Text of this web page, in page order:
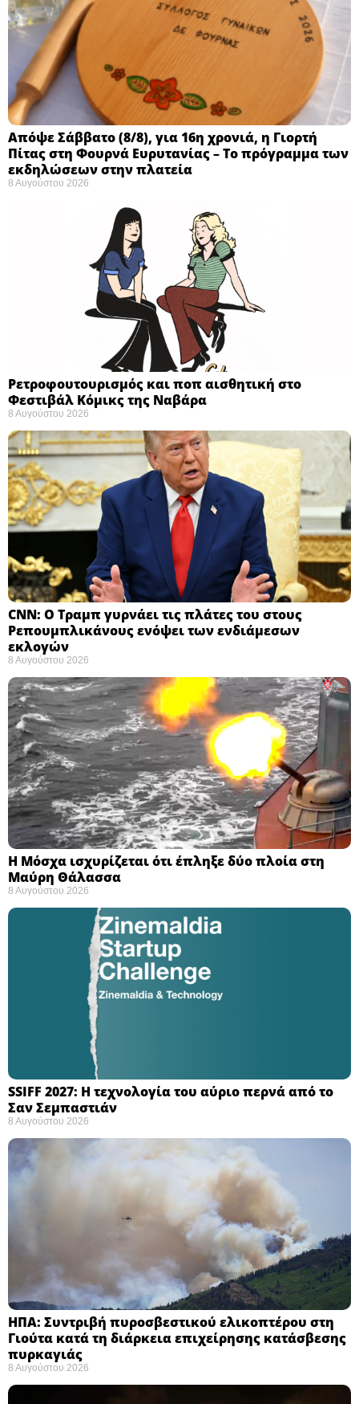
Απόψε Σάββατο (8/8), για 16η χρονιά, η Γιορτή
Πίτας στη Φουρνά Ευρυτανίας – Το πρόγραμμα των
εκδηλώσεων στην πλατεία
8 Αυγούστου 2026
Ρετροφουτουρισμός και ποπ αισθητική στο
Φεστιβάλ Κόμικς της Ναβάρα ​
8 Αυγούστου 2026
CNN: Ο Τραμπ γυρνάει τις πλάτες του στους
Ρεπουμπλικάνους ενόψει των ενδιάμεσων
εκλογών ​
8 Αυγούστου 2026
Η Μόσχα ισχυρίζεται ότι έπληξε δύο πλοία στη
Μαύρη Θάλασσα ​
8 Αυγούστου 2026
SSIFF 2027: Η τεχνολογία του αύριο περνά από το
Σαν Σεμπαστιάν ​
8 Αυγούστου 2026
ΗΠΑ: Συντριβή πυροσβεστικού ελικοπτέρου στη
Γιούτα κατά τη διάρκεια επιχείρησης κατάσβεσης
πυρκαγιάς ​
8 Αυγούστου 2026